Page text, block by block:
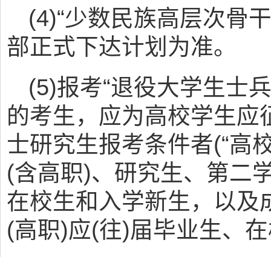
(4)“少数民族高层次骨
部正式下达计划为准。
(5)报考“退役大学生士
的考生，应为高校学生
士研究生报考条件者(“高
(含高职)、研究生、第二
在校生和入学新生，以及
(高职)应(往)届毕业生、